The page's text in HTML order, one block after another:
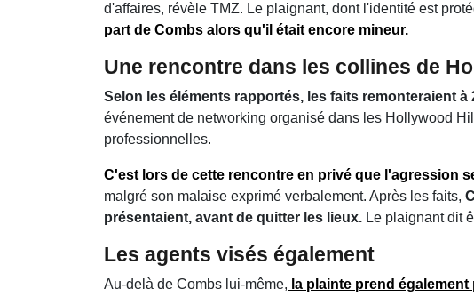
d'affaires, révèle TMZ. Le plaignant, dont l'identité est
part de Combs alors qu'il était encore mineur.
Une rencontre dans les collines de
Selon les éléments rapportés, les faits remonteraient à
événement de networking organisé dans les Hollywood
professionnelles.
C'est lors de cette rencontre en privé que l'agression
malgré son malaise exprimé verbalement. Après les faits,
présentaient, avant de quitter les lieux. Le plaignant dit
Les agents visés également
Au-delà de Combs lui-même, la plainte prend